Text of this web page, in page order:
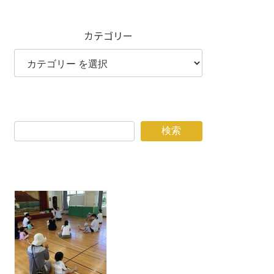
カテゴリー
検索